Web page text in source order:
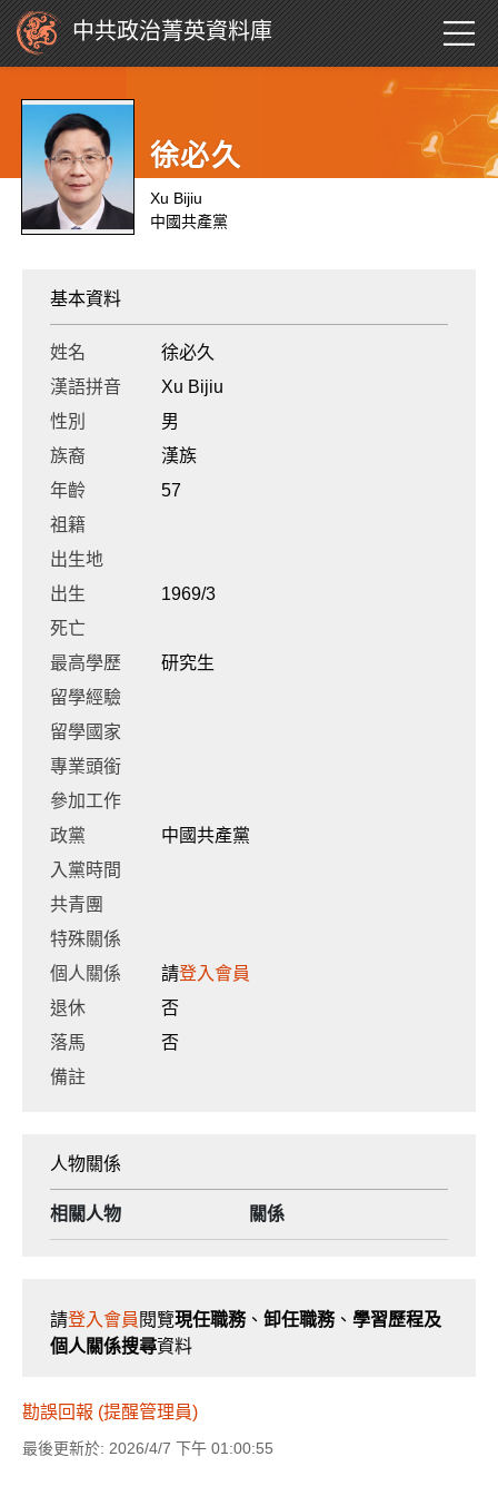
中共政治菁英資料庫
徐必久
Xu Bijiu
中國共產黨
基本資料
姓名
徐必久
漢語拼音
Xu Bijiu
性別
男
族裔
漢族
年齡
57
祖籍
出生地
出生
1969/3
死亡
最高學歷
研究生
留學經驗
留學國家
專業頭銜
參加工作
政黨
中國共產黨
入黨時間
共青團
特殊關係
個人關係
請登入會員
退休
否
落馬
否
備註
人物關係
相關人物 關係
請登入會員 閱覽現任職務、 卸任職務、 學習歷程及
個人關係搜尋資料
勘誤回報 (提醒管理員)
最後更新於: 2026/4/7 下午 01:00:55